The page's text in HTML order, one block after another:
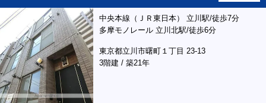
中央本線（ＪＲ東日本） 立川駅/徒歩7分
多摩モノレール 立川北駅/徒歩6分
東京都立川市曙町１丁目 23-13
3階建 / 築21年